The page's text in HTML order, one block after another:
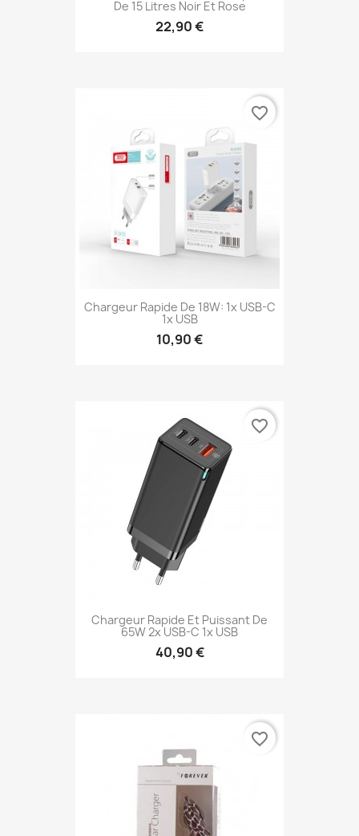
De 15 Litres Noir Et Rose
22,90 €
Chargeur Rapide De 18W: 1x USB-C
1x USB
10,90 €
favorite_border
Chargeur Rapide Et Puissant De
65W 2x USB-C 1x USB
40,90 €
favorite_border
favorite_border